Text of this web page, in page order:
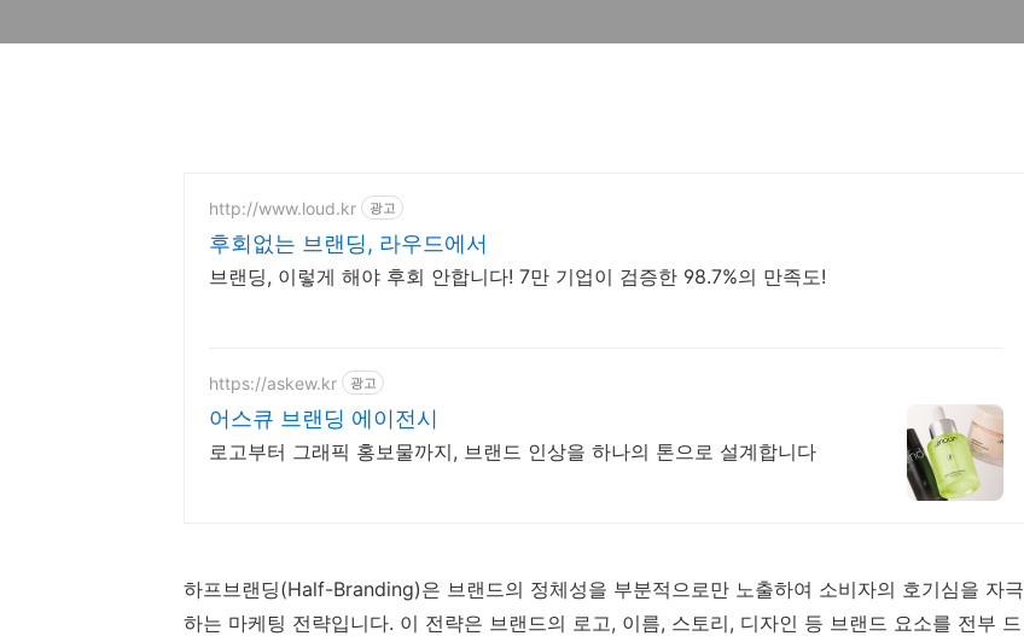
http://www.loud.kr 광고
후회없는 브랜딩, 라우드에서
브랜딩, 이렇게 해야 후회 안합니다! 7만 기업이 검증한 98.7%의 만족도!
https://askew.kr 광고
어스큐 브랜딩 에이전시
로고부터 그래픽 홍보물까지, 브랜드 인상을 하나의 톤으로 설계합니다
하프브랜딩(Half-Branding)은 브랜드의 정체성을 부분적으로만 노출하여 소비자의 호기심을 자극
하는 마케팅 전략입니다. 이 전략은 브랜드의 로고, 이름, 스토리, 디자인 등 브랜드 요소를 전부 드